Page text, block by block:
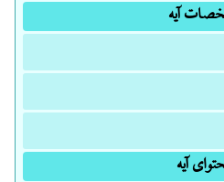
آیه
آیه